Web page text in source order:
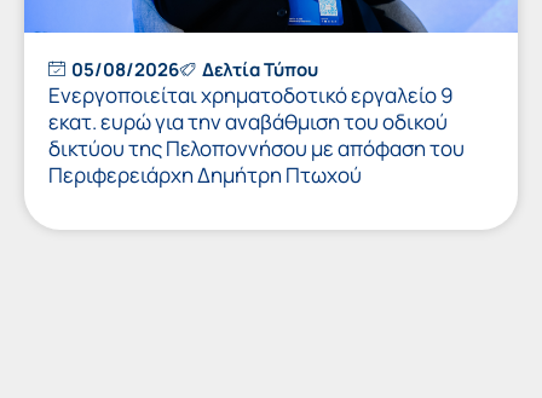
05/08/2026 Δελτία Τύπου
Ενεργοποιείται χρηματοδοτικό εργαλείο 9
εκατ. ευρώ για την αναβάθμιση του οδικού
δικτύου της Πελοποννήσου με απόφαση του
Περιφερειάρχη Δημήτρη Πτωχού